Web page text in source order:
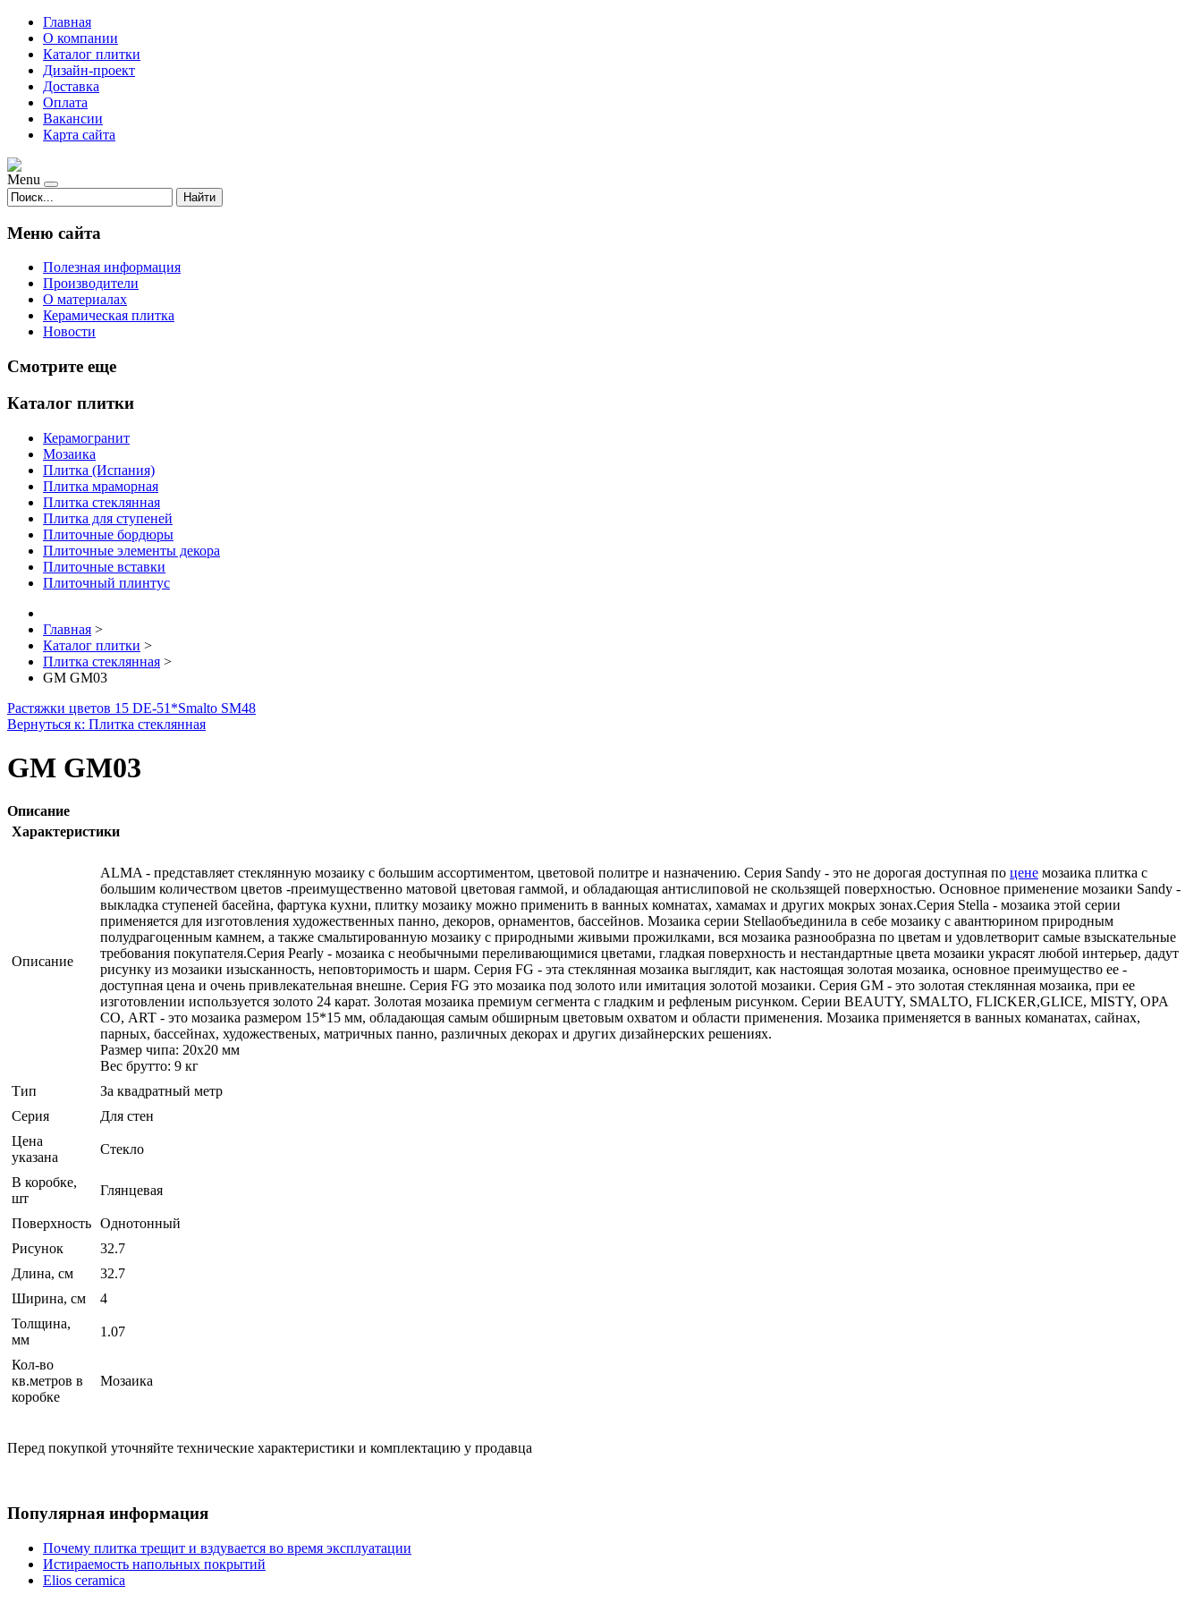
Главная
О компании
Каталог плитки
Дизайн-проект
Доставка
Оплата
Вакансии
Карта сайта
Menu
Найти
Меню сайта
Полезная информация
Производители
О материалах
Керамическая плитка
Новости
Смотрите еще
Каталог плитки
Керамогранит
Мозаика
Плитка (Испания)
Плитка мраморная
Плитка стеклянная
Плитка для ступеней
Плиточные бордюры
Плиточные элементы декора
Плиточные вставки
Плиточный плинтус
Главная >
Каталог плитки >
Плитка стеклянная >
GM GM03
Растяжки цветов 15 DE-51*Smalto SM48
Вернуться к: Плитка стеклянная
GM GM03
Описание
Характеристики
Описание
ALMA - представляет стеклянную мозаику с большим ассортиментом, цветовой политре и назначению. Серия Sandy - это не дорогая доступная по цене мозаика плитка с
большим количеством цветов -преимущественно матовой цветовая гаммой, и обладающая антислиповой не скользящей поверхностью. Основное применение мозаики Sandy -
выкладка ступеней басейна, фартука кухни, плитку мозаику можно применить в ванных комнатах, хамамах и других мокрых зонах.Серия Stella - мозаика этой серии
применяется для изготовления художественных панно, декоров, орнаментов, бассейнов. Мозаика серии Stellaобъединила в себе мозаику с авантюрином природным
полудрагоценным камнем, а также смальтированную мозаику с природными живыми прожилками, вся мозаика разнообразна по цветам и удовлетворит самые взыскательные
требования покупателя.Серия Pearly - мозаика с необычными переливающимися цветами, гладкая поверхность и нестандартные цвета мозаики украсят любой интерьер, дадут
рисунку из мозаики изысканность, неповторимость и шарм. Серия FG - эта стеклянная мозаика выглядит, как настоящая золотая мозаика, основное преимущество ее -
доступная цена и очень привлекательная внешне. Серия FG это мозаика под золото или имитация золотой мозаики. Серия GM - это золотая стеклянная мозаика, при ее
изготовлении используется золото 24 карат. Золотая мозаика премиум сегмента с гладким и рефленым рисунком. Cерии BEAUTY, SMALTO, FLICKER,GLICE, MISTY, OPA
CO, АRT - это мозаика размером 15*15 мм, обладающая самым обширным цветовым охватом и области применения. Мозаика применяется в ванных команатах, сайнах,
парных, бассейнах, художественых, матричных панно, различных декорах и других дизайнерских решениях.
Размер чипа: 20x20 мм
Вес брутто: 9 кг
Тип
За квадратный метр
Серия
Для стен
Цена
указана
Стекло
В коробке,
шт
Глянцевая
Поверхность Однотонный
Рисунок
32.7
Длина, см
32.7
Ширина, см
4
Толщина,
мм
1.07
Кол-во
кв.метров в
коробке
Мозаика
Перед покупкой уточняйте технические характеристики и комплектацию у продавца
Популярная информация
Почему плитка трещит и вздувается во время эксплуатации
Истираемость напольных покрытий
Elios ceramica